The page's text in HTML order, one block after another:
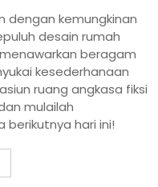
dengan kemungkinan
desain rumah
beragam
kesederhanaan
ruang angkasa fiksi
mulailah
berikutnya hari ini!